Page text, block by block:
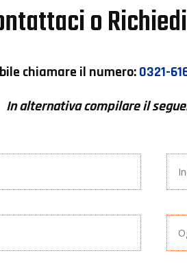
o
chiamare il numero:0321-
In alternativa compilare il